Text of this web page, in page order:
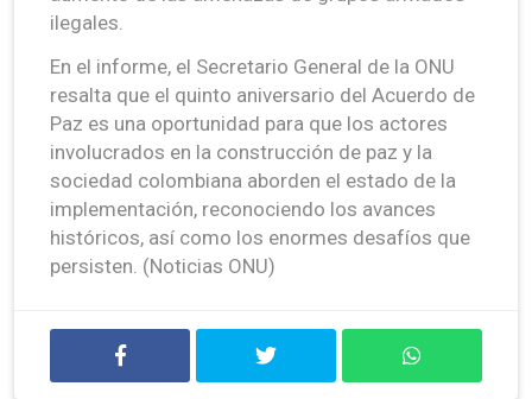
ilegales.
En el informe, el Secretario General de la ONU
resalta que el quinto aniversario del Acuerdo de
Paz es una oportunidad para que los actores
involucrados en la construcción de paz y la
sociedad colombiana aborden el estado de la
implementación, reconociendo los avances
históricos, así como los enormes desafíos que
persisten. (Noticias ONU)